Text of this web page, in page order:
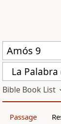
La
Bible Book List
Passage